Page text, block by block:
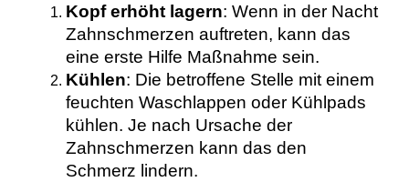
Kopf erhöht lagern: Wenn in der Nacht
Zahnschmerzen auftreten, kann das
eine erste Hilfe Maßnahme sein.
Kühlen: Die betroffene Stelle mit einem
feuchten Waschlappen oder Kühlpads
kühlen. Je nach Ursache der
Zahnschmerzen kann das den
Schmerz lindern.